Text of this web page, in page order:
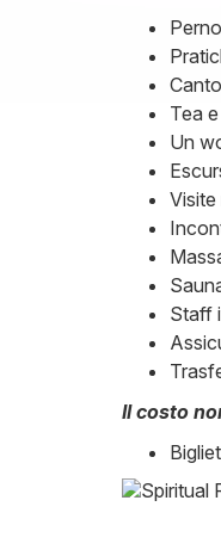
Tea
Un
Visite
Staff
Il costo